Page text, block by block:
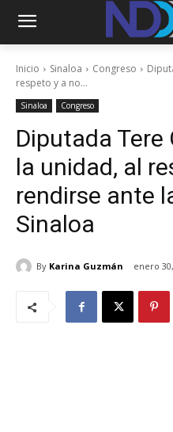
Inicio Sinaloa Congreso
respeto y a no...
Sinaloa Congreso
Diputada Tere
la unidad, al
rendirse ante
Sinaloa
By Karina Guzmán enero